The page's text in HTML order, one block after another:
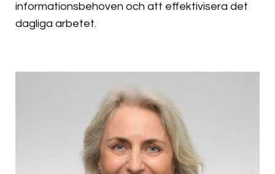
informationsbehoven och att effektivisera det
dagliga arbetet.